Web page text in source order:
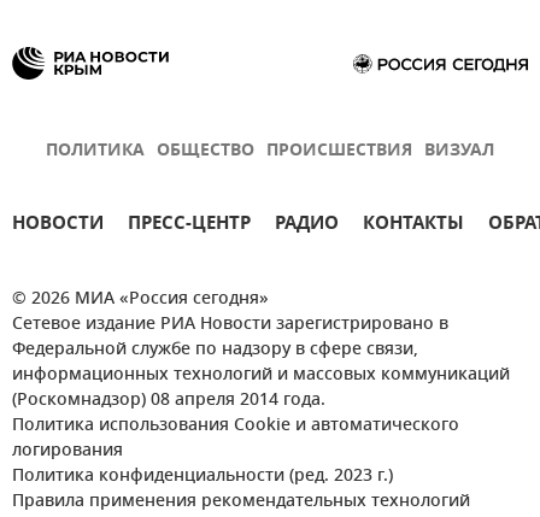
ПОЛИТИКА ОБЩЕСТВО ПРОИСШЕСТВИЯ ВИЗУАЛ
НОВОСТИ ПРЕСС-ЦЕНТР РАДИО КОНТАКТЫ
© 2026 МИА «Россия сегодня»
Сетевое издание РИА Новости зарегистрировано в
Федеральной службе по надзору в сфере связи,
информационных технологий и массовых коммуникаций
(Роскомнадзор) 08 апреля 2014 года.
Политика использования Cookie и автоматического
логирования
Политика конфиденциальности (ред. 2023 г.)
Правила применения рекомендательных технологий